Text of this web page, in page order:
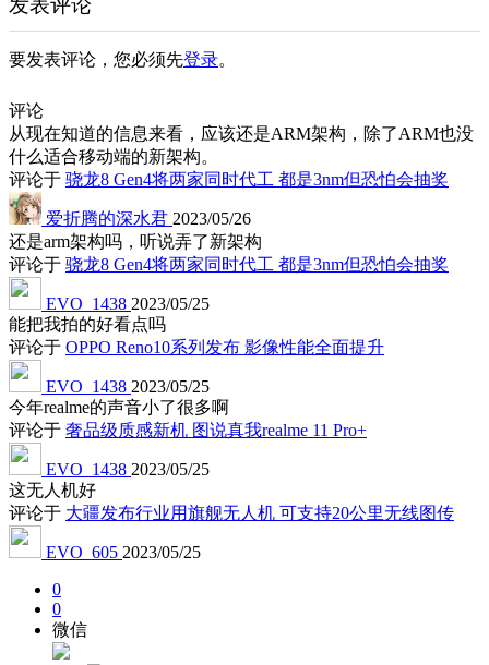
发表评论
要发表评论，您必须先登录。
评论
从现在知道的信息来看，应该还是ARM架构，除了ARM也没
什么适合移动端的新架构。
评论于 骁龙8 Gen4将两家同时代工 都是3nm但恐怕会抽奖
爱折腾的深水君 2023/05/26
还是arm架构吗，听说弄了新架构
评论于 骁龙8 Gen4将两家同时代工 都是3nm但恐怕会抽奖
EVO_1438 2023/05/25
能把我拍的好看点吗
评论于 OPPO Reno10系列发布 影像性能全面提升
EVO_1438 2023/05/25
今年realme的声音小了很多啊
评论于 奢品级质感新机 图说真我realme 11 Pro+
EVO_1438 2023/05/25
这无人机好
评论于 大疆发布行业用旗舰无人机 可支持20公里无线图传
EVO_605 2023/05/25
0
0
微信